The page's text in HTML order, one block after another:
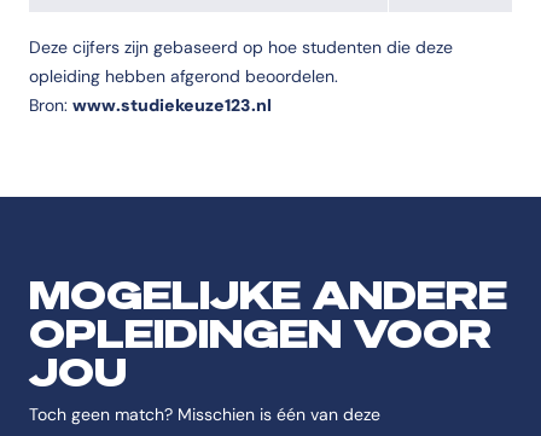
Deze cijfers zijn gebaseerd op hoe studenten die deze
opleiding hebben afgerond beoordelen.
Bron: www.studiekeuze123.nl
MOGELIJKE ANDERE
OPLEIDINGEN VOOR
JOU
Toch geen match? Misschien is één van deze